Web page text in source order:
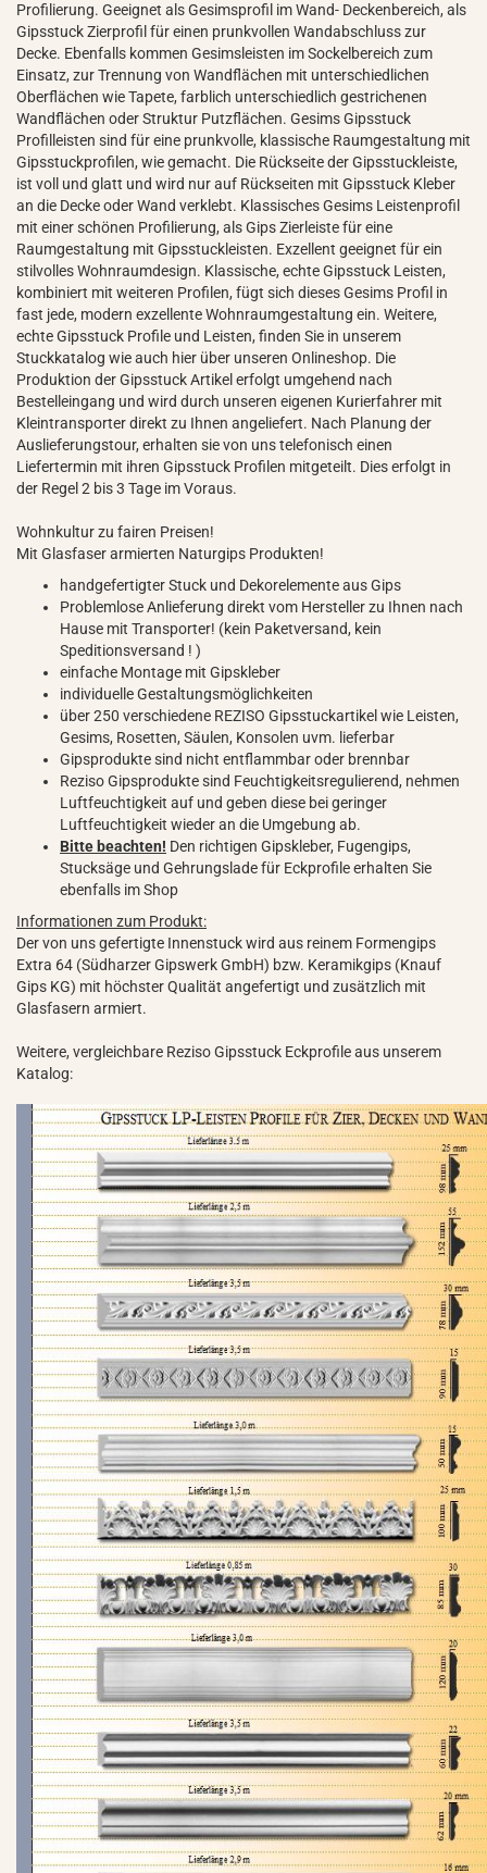
Profilierung. Geeignet als Gesimsprofil im Wand- Deckenbereich, als
Gipsstuck Zierprofil für einen prunkvollen Wandabschluss zur
Decke. Ebenfalls kommen Gesimsleisten im Sockelbereich zum
Einsatz, zur Trennung von Wandflächen mit unterschiedlichen
Oberflächen wie Tapete, farblich unterschiedlich gestrichenen
Wandflächen oder Struktur Putzflächen. Gesims Gipsstuck
Profilleisten sind für eine prunkvolle, klassische Raumgestaltung mit
Gipsstuckprofilen, wie gemacht. Die Rückseite der Gipsstuckleiste,
ist voll und glatt und wird nur auf Rückseiten mit Gipsstuck Kleber
an die Decke oder Wand verklebt. Klassisches Gesims Leistenprofil
mit einer schönen Profilierung, als Gips Zierleiste für eine
Raumgestaltung mit Gipsstuckleisten. Exzellent geeignet für ein
stilvolles Wohnraumdesign. Klassische, echte Gipsstuck Leisten,
kombiniert mit weiteren Profilen, fügt sich dieses Gesims Profil in
fast jede, modern exzellente Wohnraumgestaltung ein. Weitere,
echte Gipsstuck Profile und Leisten, finden Sie in unserem
Stuckkatalog wie auch hier über unseren Onlineshop. Die
Produktion der Gipsstuck Artikel erfolgt umgehend nach
Bestelleingang und wird durch unseren eigenen Kurierfahrer mit
Kleintransporter direkt zu Ihnen angeliefert. Nach Planung der
Auslieferungstour, erhalten sie von uns telefonisch einen
Liefertermin mit ihren Gipsstuck Profilen mitgeteilt. Dies erfolgt in
der Regel 2 bis 3 Tage im Voraus.
Wohnkultur zu fairen Preisen!
Mit Glasfaser armierten Naturgips Produkten!
handgefertigter Stuck und Dekorelemente aus Gips
Problemlose Anlieferung direkt vom Hersteller zu Ihnen nach
Hause mit Transporter! (kein Paketversand, kein
Speditionsversand ! )
einfache Montage mit Gipskleber
individuelle Gestaltungsmöglichkeiten
über 250 verschiedene REZISO Gipsstuckartikel wie Leisten,
Gesims, Rosetten, Säulen, Konsolen uvm. lieferbar
Gipsprodukte sind nicht entflammbar oder brennbar
Reziso Gipsprodukte sind Feuchtigkeitsregulierend, nehmen
Luftfeuchtigkeit auf und geben diese bei geringer
Luftfeuchtigkeit wieder an die Umgebung ab.
Bitte beachten! Den richtigen Gipskleber, Fugengips,
Stucksäge und Gehrungslade für Eckprofile erhalten Sie
ebenfalls im Shop
Informationen zum Produkt:
Der von uns gefertigte Innenstuck wird aus reinem Formengips
Extra 64 (Südharzer Gipswerk GmbH) bzw. Keramikgips (Knauf
Gips KG) mit höchster Qualität angefertigt und zusätzlich mit
Glasfasern armiert.
Weitere, vergleichbare Reziso Gipsstuck Eckprofile aus unserem
Katalog: